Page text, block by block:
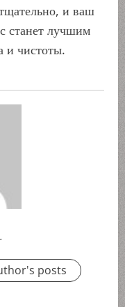
и ваш
станет лучшим
и чистоты.
posts